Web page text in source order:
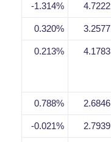
4.7222
1.314%-
3.2577
0.320%
4.1783
0.213%
2.6846
0.788%
2.7939
0.021%-